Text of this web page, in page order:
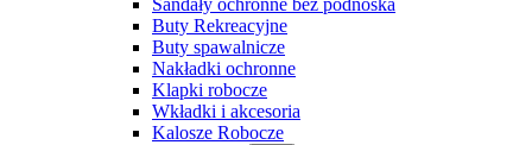
Sandały ochronne bez podnoska
Buty Rekreacyjne
Buty spawalnicze
Nakładki ochronne
Klapki robocze
Wkładki i akcesoria
Kalosze Robocze